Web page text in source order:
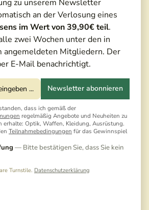
zu unserem Newsletter
an der Verlosung eines
im Wert von 39,90€ teil.
zwei Wochen unter den in
angemeldeten Mitgliedern. Der
E-Mail benachrichtigt.
Newsletter abonnieren
dass ich gemäß der
regelmäßig Angebote und Neuheiten zu
erhalte: Optik, Waffen, Kleidung, Ausrüstung.
Teilnahmebedingungen für das Gewinnspiel
— Bitte bestätigen Sie, dass Sie kein
Turnstile. Datenschutzerklärung